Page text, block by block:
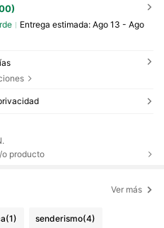
Entrega estimada: Ago 13 - Ago
o producto
Ver más
(1) senderismo(4)